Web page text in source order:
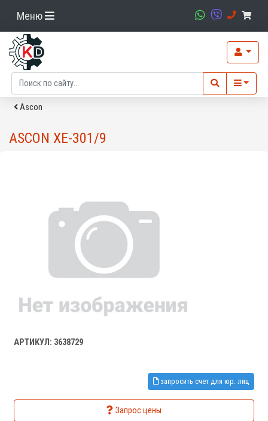
Меню
Ascon
ASCON XE-301/9
АРТИКУЛ: 3638729
запросить счет для юр. лиц
Запрос цены